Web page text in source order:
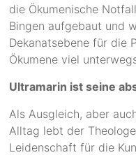
die Ökumenische
Bingen aufgebaut und
Dekanatsebene für die
Ökumene viel
Ultramarin ist seine
Als Ausgleich, aber
Alltag lebt der
Leidenschaft für die